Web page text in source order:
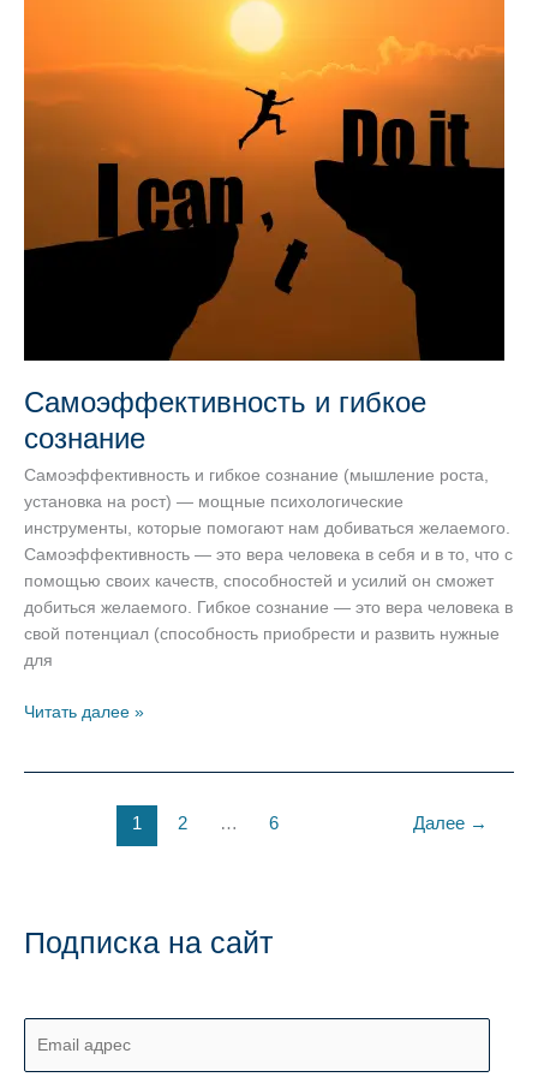
Самоэффективность и гибкое
сознание
Самоэффективность и гибкое сознание (мышление роста,
установка на рост) — мощные психологические
инструменты, которые помогают нам добиваться желаемого.
Самоэффективность — это вера человека в себя и в то, что с
помощью своих качеств, способностей и усилий он сможет
добиться желаемого. Гибкое сознание — это вера человека в
свой потенциал (способность приобрести и развить нужные
для
Самоэффективность
Читать далее »
1 2 … 6 Далее →
Подписка на сайт
m